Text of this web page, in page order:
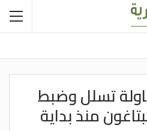
231 محاولة تسلل وضبط
منذ بداية